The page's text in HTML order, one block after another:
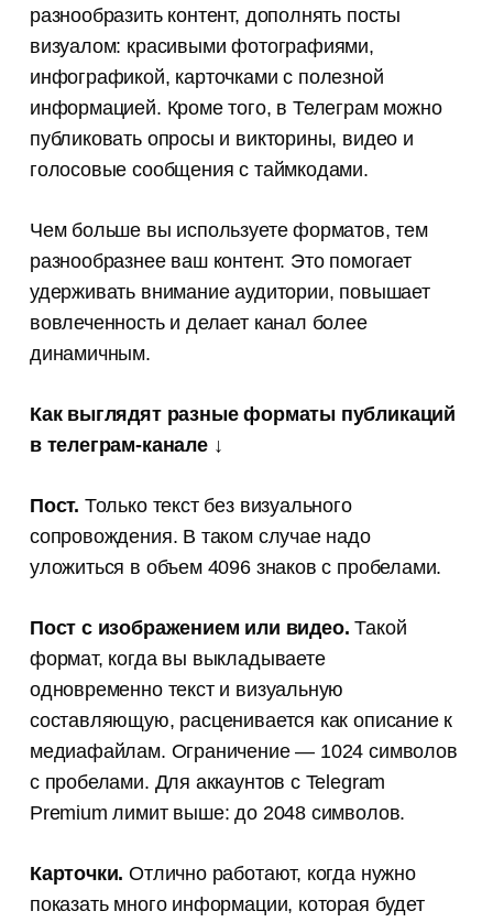
разнообразить контент, дополнять посты
визуалом: красивыми фотографиями,
инфографикой, карточками с полезной
информацией. Кроме того, в Телеграм можно
публиковать опросы и викторины, видео и
голосовые сообщения с таймкодами.
Чем больше вы используете форматов, тем
разнообразнее ваш контент. Это помогает
удерживать внимание аудитории, повышает
вовлеченность и делает канал более
динамичным.
Как выглядят разные форматы публикаций
в телеграм-канале ↓
Пост. Только текст без визуального
сопровождения. В таком случае надо
уложиться в объем 4096 знаков с пробелами.
Пост с изображением или видео. Такой
формат, когда вы выкладываете
одновременно текст и визуальную
составляющую, расценивается как описание к
медиафайлам. Ограничение — 1024 символов
с пробелами. Для аккаунтов с Telegram
Premium лимит выше: до 2048 символов.
Карточки. Отлично работают, когда нужно
показать много информации, которая будет